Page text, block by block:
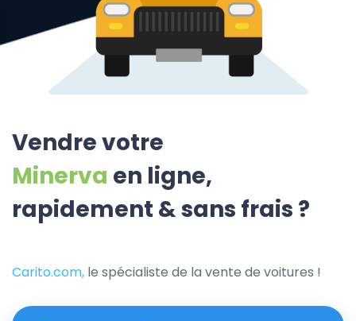
Vendre votre
Minerva en ligne,
rapidement & sans frais ?
Carito.com, le spécialiste de la vente de voitures !